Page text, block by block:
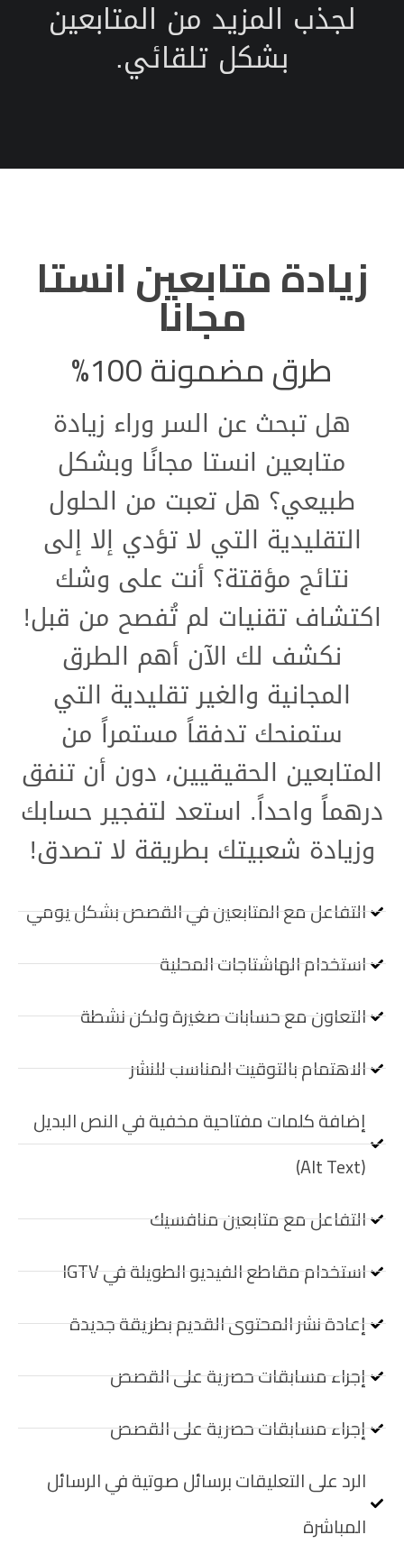
لجذب المزيد من المتابعين
بشكل تلقائي.
زيادة متابعين انستا
مجانا
طرق مضمونة 100%
هل تبحث عن السر وراء زيادة
متابعين انستا مجانًا وبشكل
طبيعي؟ هل تعبت من الحلول
التقليدية التي لا تؤدي إلا إلى
نتائج مؤقتة؟ أنت على وشك
اكتشاف تقنيات لم تُفصح من قبل!
نكشف لك الآن أهم الطرق
المجانية والغير تقليدية التي
ستمنحك تدفقاً مستمراً من
المتابعين الحقيقيين، دون أن تنفق
درهماً واحداً. استعد لتفجير حسابك
وزيادة شعبيتك بطريقة لا تصدق!
التفاعل مع المتابعين في القصص بشكل يومي
استخدام الهاشتاجات المحلية
التعاون مع حسابات صغيرة ولكن نشطة
الاهتمام بالتوقيت المناسب للنشر
إضافة كلمات مفتاحية مخفية في النص البديل
(Alt Text)
التفاعل مع متابعين منافسيك
استخدام مقاطع الفيديو الطويلة في IGTV
إعادة نشر المحتوى القديم بطريقة جديدة
إجراء مسابقات حصرية على القصص
إجراء مسابقات حصرية على القصص
الرد على التعليقات برسائل صوتية في الرسائل
المباشرة